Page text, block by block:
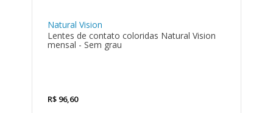
Natural Vision
Lentes de contato coloridas Natural Vision
mensal - Sem grau
R$ 96,60